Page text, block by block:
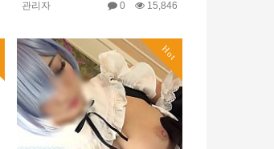
관리자 0 15,846
Hot